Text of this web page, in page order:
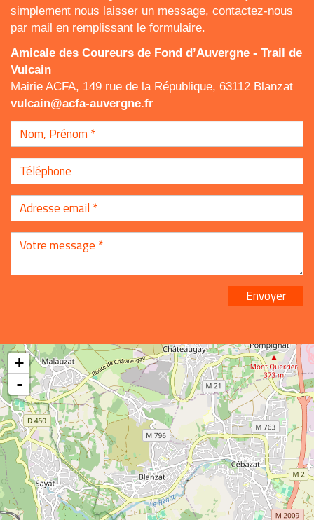
simplement nous laisser un message, contactez-nous
par mail en remplissant le formulaire.
Amicale des Coureurs de Fond d’Auvergne - Trail de
Vulcain
Mairie ACFA, 149 rue de la République, 63112 Blanzat
vulcain@acfa-auvergne.fr
Envoyer
+
-